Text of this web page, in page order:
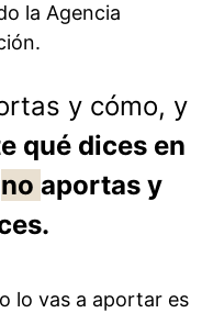
la Agencia
y cómo, y
qué dices en
no aportas y
lo vas a aportar es